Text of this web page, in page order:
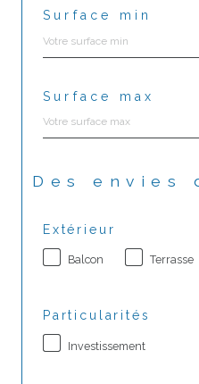
Surface min
Surface max
Des envies
Extérieur
Balcon Terrasse
Particularités
Investissement